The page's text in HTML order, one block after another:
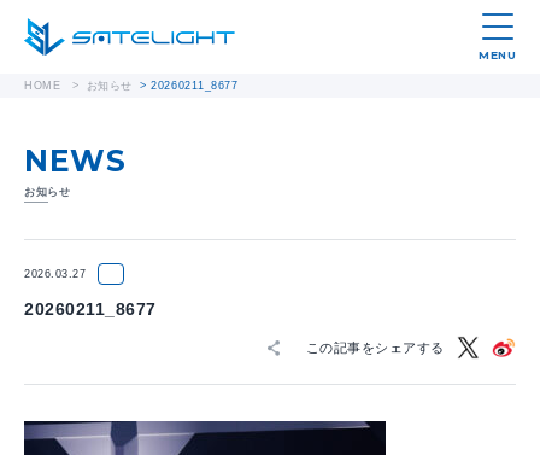
MENU
HOME > お知らせ >20260211_8677
NEWS
お知らせ
2026.03.27
20260211_8677
この記事をシェアする